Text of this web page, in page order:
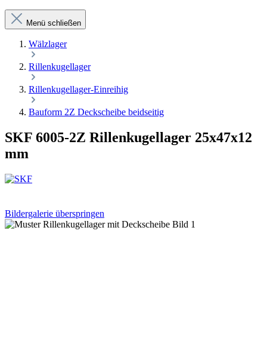
Menü schließen
Wälzlager
Rillenkugellager
Rillenkugellager-Einreihig
Bauform 2Z Deckscheibe beidseitig
SKF 6005-2Z Rillenkugellager 25x47x12
mm
Bildergalerie überspringen